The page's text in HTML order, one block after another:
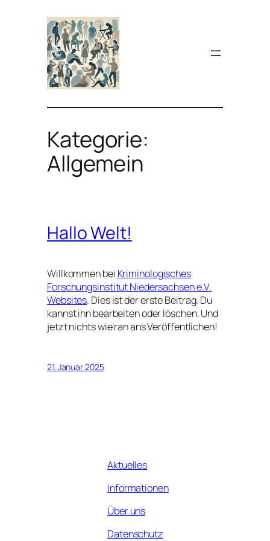
springen
Kategorie:
Allgemein
Hallo Welt!
Willkommen bei Kriminologisches
Forschungsinstitut Niedersachsen e.V.
Websites. Dies ist der erste Beitrag. Du
kannst ihn bearbeiten oder löschen. Und
jetzt nichts wie ran ans Veröffentlichen!
21. Januar 2025
Aktuelles
Informationen
Über uns
Datenschutz